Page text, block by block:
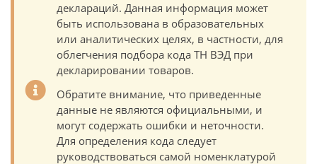
деклараций. Данная информация может
быть использована в образовательных
или аналитических целях, в частности, для
облегчения подбора кода ТН ВЭД при
декларировании товаров.
Обратите внимание, что приведенные
данные не являются официальными, и
могут содержать ошибки и неточности.
Для определения кода следует
руководствоваться самой номенклатурой